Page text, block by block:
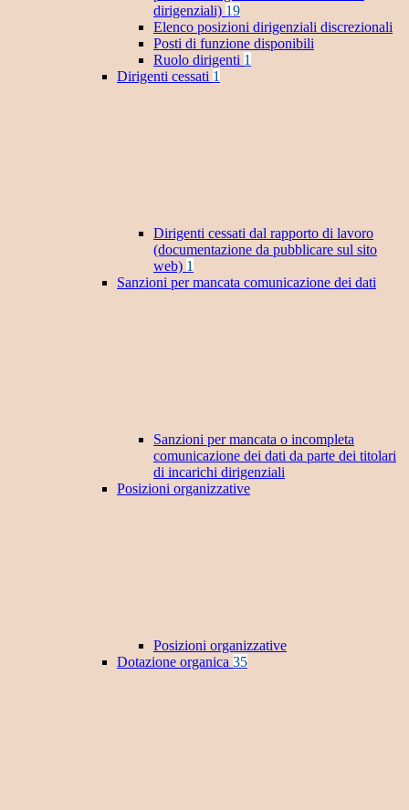
dirigenziali) 19
Elenco posizioni dirigenziali discrezionali
Posti di funzione disponibili
Ruolo dirigenti 1
Dirigenti cessati 1
Dirigenti cessati dal rapporto di lavoro
(documentazione da pubblicare sul sito
web) 1
Sanzioni per mancata comunicazione dei dati
Sanzioni per mancata o incompleta
comunicazione dei dati da parte dei titolari
di incarichi dirigenziali
Posizioni organizzative
Posizioni organizzative
Dotazione organica 35